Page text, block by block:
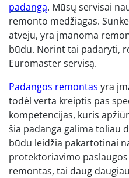
padangą. Mūsų servisai
remonto medžiagas.
atveju, yra įmanoma
būdu. Norint tai padaryti,
Euromaster servisą.
Padangos remontas yra
todėl verta kreiptis pas
kompetencijas, kuris
šia padanga galima toliau
būdu leidžia pakartotinai
protektoriavimo
remontas, tai daug